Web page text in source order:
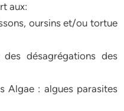
aux:
oursins et/ou tortue
désagrégations des
Algae : algues parasites